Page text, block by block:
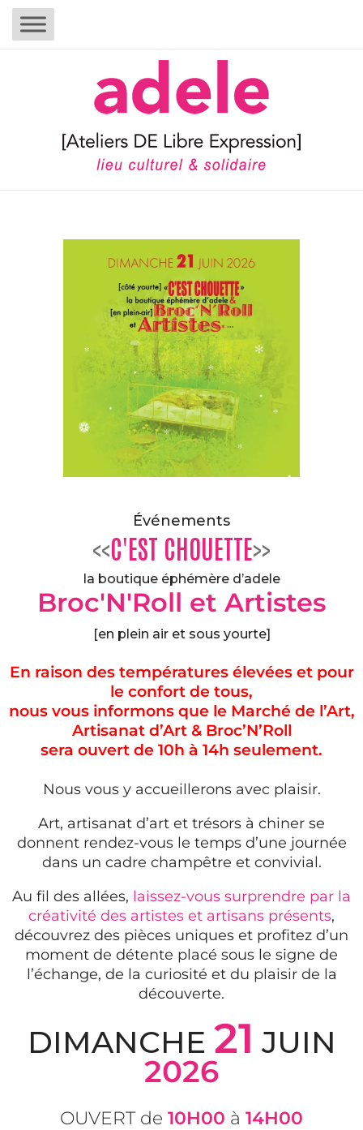
Événements
<<C'EST CHOUETTE>>
la boutique éphémère d’adele
Broc'N'Roll et Artistes
[en plein air et sous yourte]
En raison des températures élevées et pour
le confort de tous,
nous vous informons que le Marché de l’Art,
Artisanat d’Art & Broc’N’Roll
sera ouvert de 10h à 14h seulement.
Nous vous y accueillerons avec plaisir.
Art, artisanat d’art et trésors à chiner se
donnent rendez-vous le temps d’une journée
dans un cadre champêtre et convivial.
Au fil des allées, laissez-vous surprendre par la
créativité des artistes et artisans présents,
découvrez des pièces uniques et profitez d’un
moment de détente placé sous le signe de
l’échange, de la curiosité et du plaisir de la
découverte.
DIMANCHE 21 JUIN
2026
OUVERT de 10H00 à 14H00